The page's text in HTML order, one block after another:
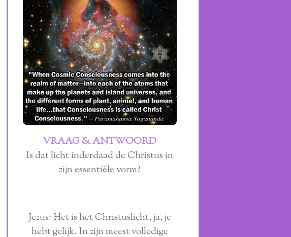
VRAAG & ANTWOORD
Is dat licht inderdaad de Christus in
zijn essentiële vorm?
Jezus: Het is het Christuslicht, ja, je
hebt gelijk. In zijn meest volledige